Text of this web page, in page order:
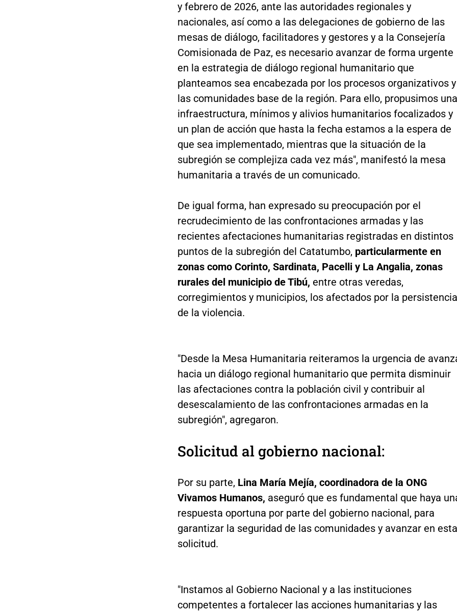
y febrero de 2026, ante las autoridades regionales y
nacionales, así como a las delegaciones de gobierno de las
mesas de diálogo, facilitadores y gestores y a la Consejería
Comisionada de Paz, es necesario avanzar de forma urgente
en la estrategia de diálogo regional humanitario que
planteamos sea encabezada por los procesos organizativos y
las comunidades base de la región. Para ello, propusimos una
infraestructura, mínimos y alivios humanitarios focalizados y
un plan de acción que hasta la fecha estamos a la espera de
que sea implementado, mientras que la situación de la
subregión se complejiza cada vez más", manifestó la mesa
humanitaria a través de un comunicado.
De igual forma, han expresado su preocupación por el
recrudecimiento de las confrontaciones armadas y las
recientes afectaciones humanitarias registradas en distintos
puntos de la subregión del Catatumbo, particularmente en
zonas como Corinto, Sardinata, Pacelli y La Angalia, zonas
rurales del municipio de Tibú, entre otras veredas,
corregimientos y municipios, los afectados por la persistencia
de la violencia.
"Desde la Mesa Humanitaria reiteramos la urgencia de
hacia un diálogo regional humanitario que permita disminuir
las afectaciones contra la población civil y contribuir al
desescalamiento de las confrontaciones armadas en la
subregión", agregaron.
Solicitud al gobierno nacional:
Por su parte, Lina María Mejía, coordinadora de la ONG
Vivamos Humanos, aseguró que es fundamental que haya
respuesta oportuna por parte del gobierno nacional, para
garantizar la seguridad de las comunidades y avanzar en esta
solicitud.
"Instamos al Gobierno Nacional y a las instituciones
competentes a fortalecer las acciones humanitarias y las